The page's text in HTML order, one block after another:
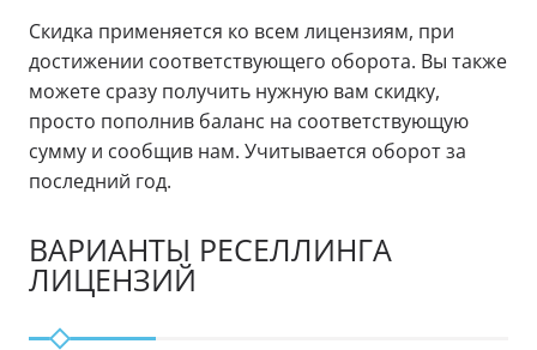
Скидка применяется ко всем лицензиям, при
достижении соответствующего оборота. Вы также
можете сразу получить нужную вам скидку,
просто пополнив баланс на соответствующую
сумму и сообщив нам. Учитывается оборот за
последний год.
ВАРИАНТЫ РЕСЕЛЛИНГА
ЛИЦЕНЗИЙ